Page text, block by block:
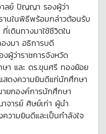
าลย์ ปัญญา รองผู้ว่า
านในพิธีพร้อมกล่าวต้อนรับ
ที่เดินทางมาใช้ชีวิตใน
งมา อธิการบดี
ผู้ว่าราชการจังหวัด
ษา และ ดร.ขุนศรี ทองย้อย
สดงความยินดีแก่นักศึกษา
ยกองค์การนักศึกษา
จารย์ ศิษย์เก่า ผู้นำ
วามยินดีและเป็นกำลังใจ